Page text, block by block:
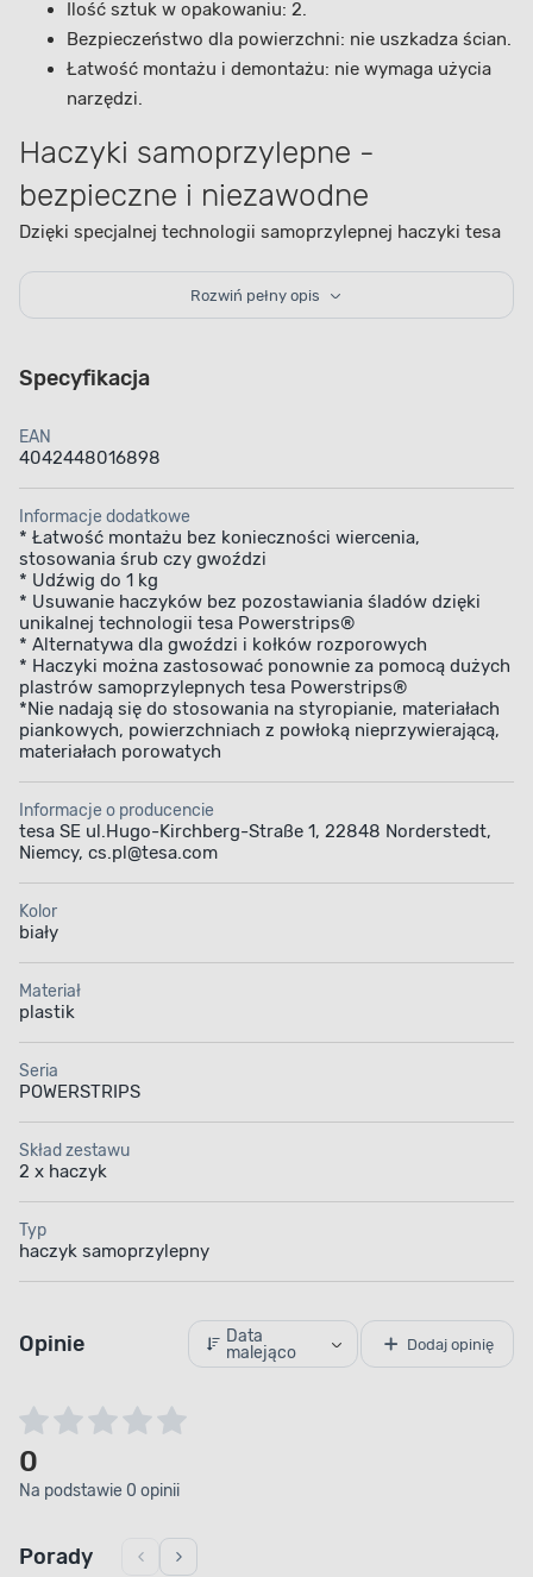
Ilość sztuk w opakowaniu: 2.
Bezpieczeństwo dla powierzchni: nie uszkadza ścian.
Łatwość montażu i demontażu: nie wymaga użycia
narzędzi.
Haczyki samoprzylepne -
bezpieczne i niezawodne
Dzięki specjalnej technologii samoprzylepnej haczyki tesa
dekoracje, od lekkich obrazków po średniej wielkości
ramki. Są doskonałym rozwiązaniem dla osób ceniących
produktów. Sprawdzą się też w wielu różnych sytuacjach.
dekoracji ściennych, kalendarzy czy innych lekkich
przedmiotów . Dzięki ich wszechstronności możliwe jest
w każdym pomieszczeniu.
Haczyki samoprzylepne POWERSTRIPS firmy tesa
to niezawodne rozwiązanie do łatwego i bezpiecznego
montażu dekoracji na ścianach. Dzięki łatwemu montażowi
i demontażowi, są idealnym wyborem dla osób, które
często zmieniają wystrój wnętrz lub wynajmują
mieszkania. Bezpieczne dla powierzchni i niezwykle
praktyczne pozwalają na kreatywne i bezproblemowe
aranżowanie przestrzeni.
Bricomarché.
Rozwiń pełny opis
Specyfikacja
EAN
4042448016898
Informacje dodatkowe
* Łatwość montażu bez konieczności wiercenia,
stosowania śrub czy gwoździ
* Udźwig do 1 kg
* Usuwanie haczyków bez pozostawiania śladów dzięki
unikalnej technologii tesa Powerstrips®
* Alternatywa dla gwoździ i kołków rozporowych
* Haczyki można zastosować ponownie za pomocą dużych
plastrów samoprzylepnych tesa Powerstrips®
*Nie nadają się do stosowania na styropianie, materiałach
piankowych, powierzchniach z powłoką nieprzywierającą,
materiałach porowatych
Informacje o producencie
tesa SE ul.Hugo-Kirchberg-Straße 1, 22848 Norderstedt,
Niemcy, cs.pl@tesa.com
Kolor
biały
Materiał
plastik
Seria
POWERSTRIPS
Skład zestawu
2 x haczyk
Typ
haczyk samoprzylepny
Opinie
Data
malejąco
Dodaj opinię
0
Na podstawie 0 opinii
Porady